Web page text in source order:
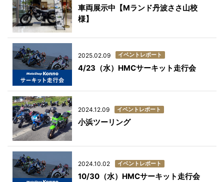
車両展示中【Mランド丹波ささ山校
様】
2025.02.09 イベントレポート
4/23（水）HMCサーキット走行会
2024.12.09 イベントレポート
小浜ツーリング
2024.10.02 イベントレポート
10/30（水）HMCサーキット走行会